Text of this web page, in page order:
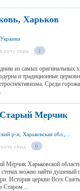
Харьков
я хочу сюда 1
из самых оригинальных
и традиционные
Среди
Мерчик
сюда 0
Мерчик Харьковской
стенах можно найти
История церкви Всех
Старом ...